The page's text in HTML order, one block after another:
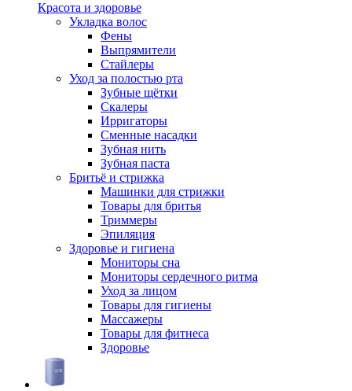
Красота и здоровье
Укладка волос
Фены
Выпрямители
Стайлеры
Уход за полостью рта
Зубные щётки
Скалеры
Ирригаторы
Сменные насадки
Зубная нить
Зубная паста
Бритьё и стрижка
Машинки для стрижки
Товары для бритья
Триммеры
Эпиляция
Здоровье и гигиена
Мониторы сна
Мониторы сердечного ритма
Уход за лицом
Товары для гигиены
Массажеры
Товары для фитнеса
Здоровье